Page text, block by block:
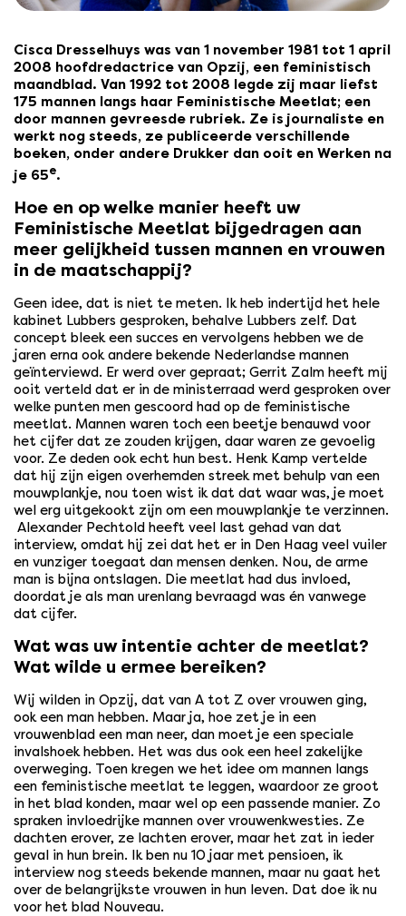
Cisca Dresselhuys was van 1 november 1981 tot 1 april
2008 hoofdredactrice van Opzij, een feministisch
maandblad. Van 1992 tot 2008 legde zij maar liefst
175 mannen langs haar Feministische Meetlat; een
door mannen gevreesde rubriek. Ze is journaliste en
werkt nog steeds, ze publiceerde verschillende
boeken, onder andere Drukker dan ooit en Werken na
je 65e.
Hoe en op welke manier heeft uw
Feministische Meetlat bijgedragen aan
meer gelijkheid tussen mannen en vrouwen
in de maatschappij?
Geen idee, dat is niet te meten. Ik heb indertijd het hele
kabinet Lubbers gesproken, behalve Lubbers zelf. Dat
concept bleek een succes en vervolgens hebben we de
jaren erna ook andere bekende Nederlandse mannen
geïnterviewd. Er werd over gepraat; Gerrit Zalm heeft mij
ooit verteld dat er in de ministerraad werd gesproken over
welke punten men gescoord had op de feministische
meetlat. Mannen waren toch een beetje benauwd voor
het cijfer dat ze zouden krijgen, daar waren ze gevoelig
voor. Ze deden ook echt hun best. Henk Kamp vertelde
dat hij zijn eigen overhemden streek met behulp van een
mouwplankje, nou toen wist ik dat dat waar was, je moet
wel erg uitgekookt zijn om een mouwplankje te verzinnen.
Alexander Pechtold heeft veel last gehad van dat
interview, omdat hij zei dat het er in Den Haag veel vuiler
en vunziger toegaat dan mensen denken. Nou, de arme
man is bijna ontslagen. Die meetlat had dus invloed,
doordat je als man urenlang bevraagd was én vanwege
dat cijfer.
Wat was uw intentie achter de meetlat?
Wat wilde u ermee bereiken?
Wij wilden in Opzij, dat van A tot Z over vrouwen ging,
ook een man hebben. Maar ja, hoe zet je in een
vrouwenblad een man neer, dan moet je een speciale
invalshoek hebben. Het was dus ook een heel zakelijke
overweging. Toen kregen we het idee om mannen langs
een feministische meetlat te leggen, waardoor ze groot
in het blad konden, maar wel op een passende manier. Zo
spraken invloedrijke mannen over vrouwenkwesties. Ze
dachten erover, ze lachten erover, maar het zat in ieder
geval in hun brein. Ik ben nu 10 jaar met pensioen, ik
interview nog steeds bekende mannen, maar nu gaat het
over de belangrijkste vrouwen in hun leven. Dat doe ik nu
voor het blad Nouveau.